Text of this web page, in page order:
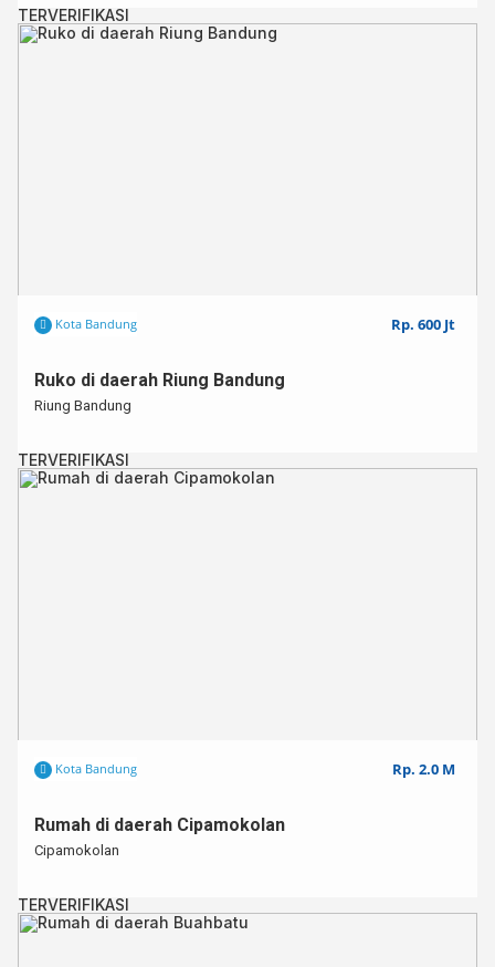
TERVERIFIKASI
Kota Bandung Rp. 600 Jt
Ruko di daerah Riung Bandung⁣
Riung Bandung⁣
TERVERIFIKASI
Kota Bandung Rp. 2.0 M
Rumah di daerah Cipamokolan
Cipamokolan
TERVERIFIKASI